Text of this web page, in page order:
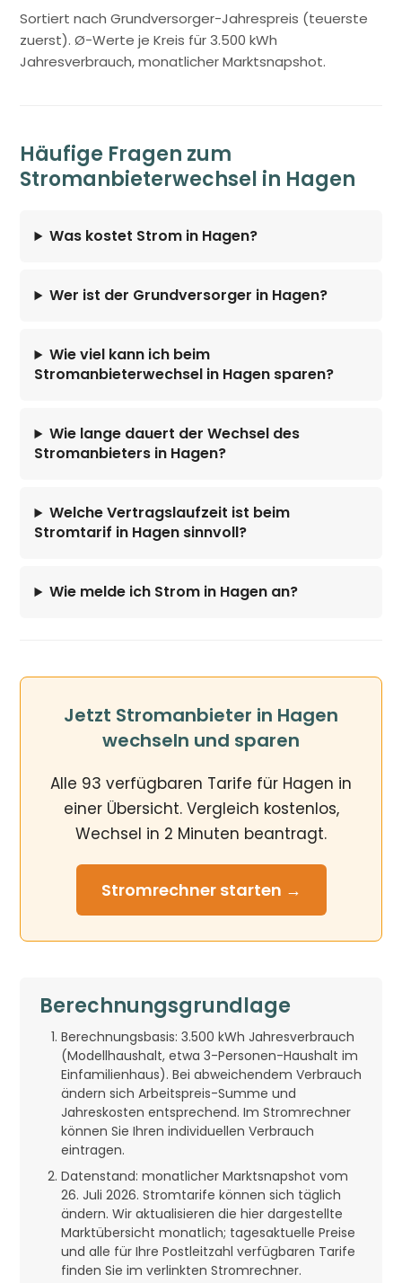
Sortiert nach Grundversorger-Jahrespreis (teuerste
zuerst). Ø-Werte je Kreis für 3.500 kWh
Jahresverbrauch, monatlicher Marktsnapshot.
Häufige Fragen zum
Stromanbieterwechsel in Hagen
Was kostet Strom in Hagen?
Wer ist der Grundversorger in Hagen?
Wie viel kann ich beim
Stromanbieterwechsel in Hagen sparen?
Wie lange dauert der Wechsel des
Stromanbieters in Hagen?
Welche Vertragslaufzeit ist beim
Stromtarif in Hagen sinnvoll?
Wie melde ich Strom in Hagen an?
Jetzt Stromanbieter in Hagen
wechseln und sparen
Alle 93 verfügbaren Tarife für Hagen in
einer Übersicht. Vergleich kostenlos,
Wechsel in 2 Minuten beantragt.
Stromrechnerstarten →
Berechnungsgrundlage
Berechnungsbasis: 3.500 kWh Jahresverbrauch
(Modellhaushalt, etwa 3-Personen-Haushalt im
Einfamilienhaus). Bei abweichendem Verbrauch
ändern sich Arbeitspreis-Summe und
Jahreskosten entsprechend. Im Stromrechner
können Sie Ihren individuellen Verbrauch
eintragen.
Datenstand: monatlicher Marktsnapshot vom
26. Juli 2026. Stromtarife können sich täglich
ändern. Wir aktualisieren die hier dargestellte
Marktübersicht monatlich; tagesaktuelle Preise
und alle für Ihre Postleitzahl verfügbaren Tarife
finden Sie im verlinkten Stromrechner.